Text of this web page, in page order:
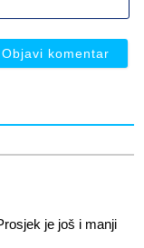
je još i manji